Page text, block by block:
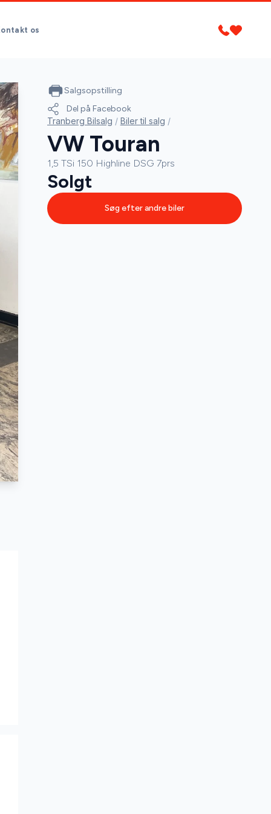
os
Salgsopstilling
Del på Facebook
Tranberg Bilsalg / Biler til salg /
VW Touran
1,5 TSi 150 Highline DSG 7prs
Solgt
Søg efter andre biler